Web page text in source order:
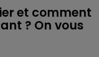
et comment
? On vous